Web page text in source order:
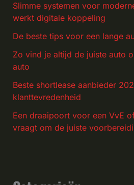
Slimme systemen voor
werkt digitale koppeling
De beste tips voor een lange
Zo vind je altijd de juiste auto
auto
Beste shortlease aanbieder
klanttevredenheid
Een draaipoort voor een VvE
vraagt om de juiste